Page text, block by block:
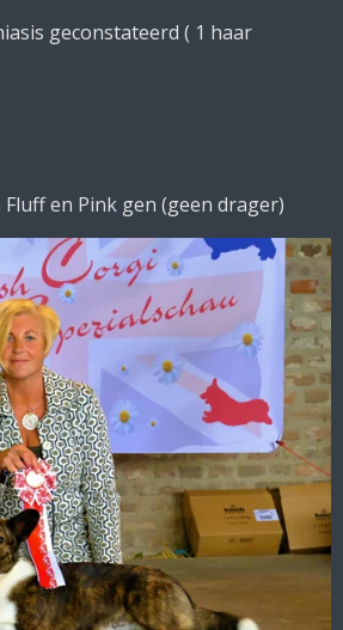
geconstateerd ( 1 haar
en Pink gen (geen drager)